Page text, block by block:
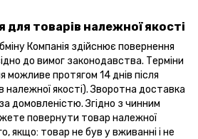
товарів належної якості
Компанія здійснює повернення
до вимог законодавства. Терміни
можливе протягом 14 днів після
належної якості). Зворотна доставка
домовленістю. Згідно з чинним
повернути товар належної
якщо: товар не був у вживанні і не